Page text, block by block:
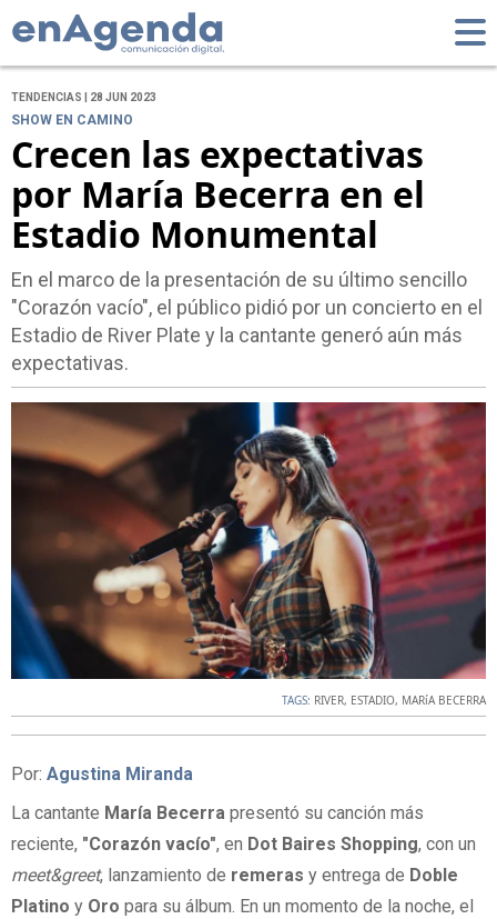
TENDENCIAS | 28 JUN 2023
SHOW EN CAMINO
Crecen las expectativas
por María Becerra en el
Estadio Monumental
En el marco de la presentación de su último sencillo
"Corazón vacío", el público pidió por un concierto en el
Estadio de River Plate y la cantante generó aún más
expectativas.
TAGS: RIVER, ESTADIO, MARíA BECERRA
Por: Agustina Miranda
La cantante María Becerra presentó su canción más
reciente, "Corazón vacío", en Dot Baires Shopping, con un
meet&greet, lanzamiento de remeras y entrega de Doble
Platino y Oro para su álbum. En un momento de la noche, el